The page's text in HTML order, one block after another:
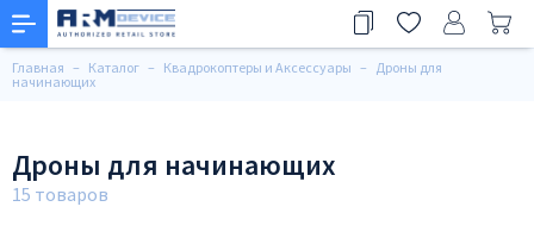
Главная Каталог Квадрокоптеры и Аксессуары
Дроны для
начинающих
Дроны для начинающих